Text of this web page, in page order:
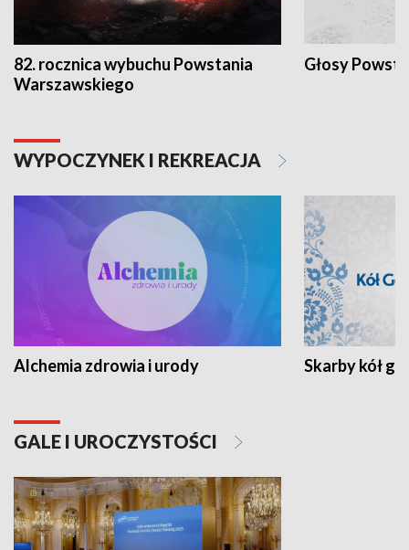
82. rocznica wybuchu Powstania
Warszawskiego
Głosy
WYPOCZYNEK I REKREACJA
Alchemia zdrowia i urody Skarby kół
GALE I UROCZYSTOŚCI